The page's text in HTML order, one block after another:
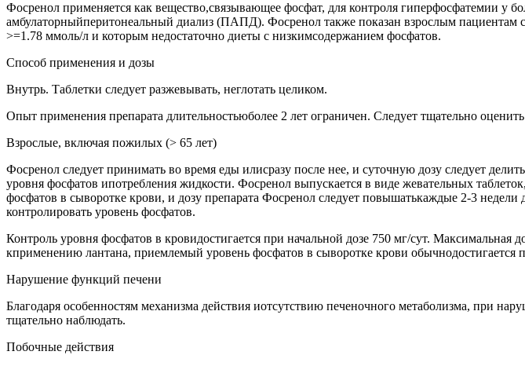
Фосренол применяется как вещество,связывающее фосфат, для контроля гиперфосфатемии
амбулаторныйперитонеальный диализ (ПАПД). Фосренол также показан взрослым пациентам
>=1.78 ммоль/л и которым недостаточно диеты с низкимсодержанием фосфатов.
Способ применения и дозы
Внутрь. Таблетки следует разжевывать, неглотать целиком.
Опыт применения препарата длительностьюболее 2 лет ограничен. Следует тщательно
Взрослые, включая пожилых (> 65 лет)
Фосренол следует принимать во время еды илисразу после нее, и суточную дозу следует
уровня фосфатов ипотребления жидкости. Фосренол выпускается в виде жевательных
фосфатов в сыворотке крови, и дозу препарата Фосренол следует повышатькаждые 2-3
контролировать уровень фосфатов.
Контроль уровня фосфатов в кровидостигается при начальной дозе 750 мг/сут.
кприменению лантана, приемлемый уровень фосфатов в сыворотке крови обычнодостигается
Нарушение функций печени
Благодаря особенностям механизма действия иотсутствию печеночного метаболизма, при
тщательно наблюдать.
Побочные действия